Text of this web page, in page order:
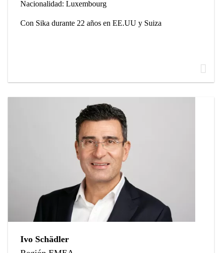
Nacionalidad: Luxembourg
Con Sika durante 22 años en EE.UU y Suiza
Ivo Schädler